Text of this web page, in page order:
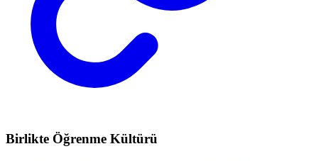
Birlikte Öğrenme Kültürü